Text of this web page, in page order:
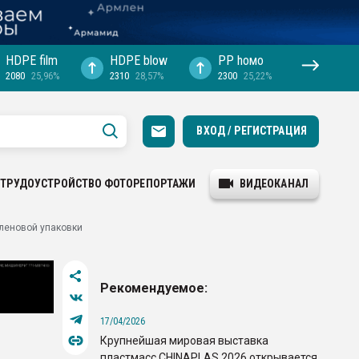
HDPE film
2080 25,96%
HDPE blow
2310 28,57%
PP hомо
2300 25,22%
ВХОД / РЕГИСТРАЦИЯ
ТРУДОУСТРОЙСТВО ФОТОРЕПОРТАЖИ ВИДЕОКАНАЛ
упаковки
Рекомендуемое:
17/04/2026
Крупнейшая мировая выставка